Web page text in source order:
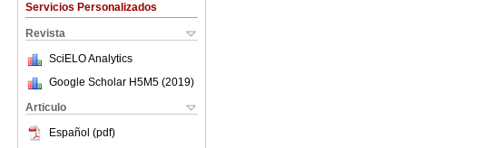
Servicios Personalizados
Revista
SciELO Analytics
Google Scholar H5M5 (2019)
Articulo
Español (pdf)